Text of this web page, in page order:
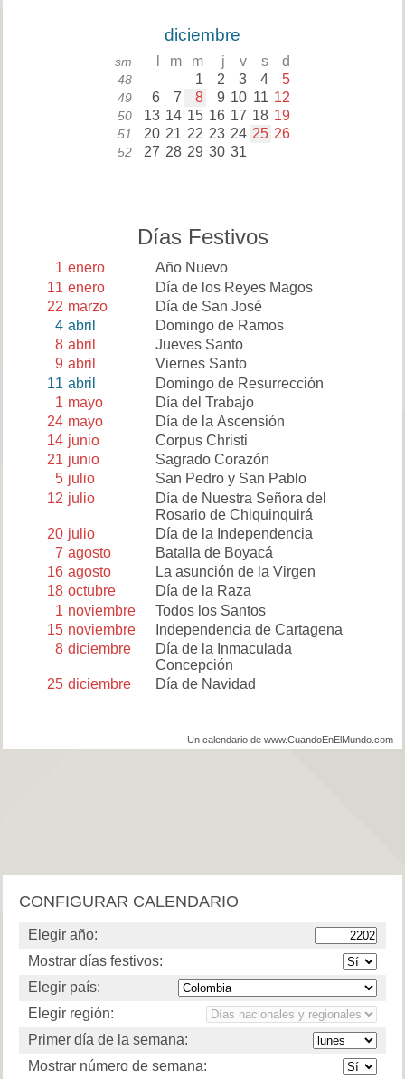
diciembre
sm m m j v s d
48 1 2 3 4 5
49 6 7 8 9 10 11 12
50 13 14 15 16 17 18 19
51 20 21 22 23 24 25 26
52 27 28 29 30 31
Días Festivos
1 enero
Año Nuevo
11 enero
Día de los Reyes Magos
22 marzo
Día de San José
4 abril
Domingo de Ramos
8 abril
Jueves Santo
9 abril
Viernes Santo
11 abril
Domingo de Resurrección
1 mayo
Día del Trabajo
24 mayo
Día de la Ascensión
14 junio
Corpus Christi
21 junio
Sagrado Corazón
5 julio
San Pedro y San Pablo
12 julio
Día de Nuestra Señora del
Rosario de Chiquinquirá
20 julio
Día de la Independencia
7 agosto
Batalla de Boyacá
16 agosto
La asunción de la Virgen
18 octubre
Día de la Raza
1 noviembre
Todos los Santos
15 noviembre
Independencia de Cartagena
8 diciembre
Día de la Inmaculada
Concepción
25 diciembre Día de Navidad
Un calendario de www.CuandoEnElMundo.com
CONFIGURAR CALENDARIO
Elegir año:
Mostrar días festivos:
Elegir país:
Elegir región:
Primer día de la semana:
Mostrar número de semana: